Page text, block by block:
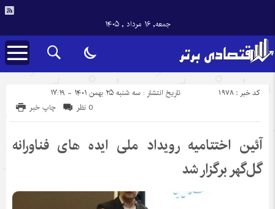
جمعه, ۱۶ مرداد , ۱۴۰۵
تاریخ انتشار : سه شنبه ۲۵ بهمن ۱۴۰۱ - ۱۷:۱۹ کد خبر : 1978
چاپ خبر 0 نظر
آئین اختتامیه رویداد ملی ایده های فناورانه
گل‌گهر برگزار شد